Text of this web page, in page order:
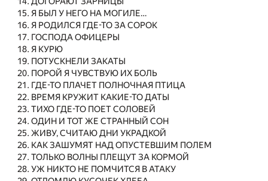
Я БЫЛ У НЕГО НА МОГИЛЕ…
Я РОДИЛСЯ ГДЕ-ТО ЗА СОРОК
ГОСПОДА ОФИЦЕРЫ
Я КУРЮ
ПОТУСКНЕЛИ ЗАКАТЫ
ПОРОЙ Я ЧУВСТВУЮ ИХ БОЛЬ
ГДЕ-ТО ПЛАЧЕТ ПОЛНОЧНАЯ ПТИЦА
ВРЕМЯ КРУЖИТ КАКИЕ-ТО ДАТЫ
ТИХО ГДЕ-ТО ПОЕТ СОЛОВЕЙ
ОДИН И ТОТ ЖЕ СТРАННЫЙ СОН
ЖИВУ, СЧИТАЮ ДНИ УКРАДКОЙ
КАК ЗАШУМЯТ НАД ОПУСТЕВШИМ ПОЛЕМ
ТОЛЬКО ВОЛНЫ ПЛЕЩУТ ЗА КОРМОЙ
УЖ НИКТО НЕ ПОМЧИТСЯ В АТАКУ